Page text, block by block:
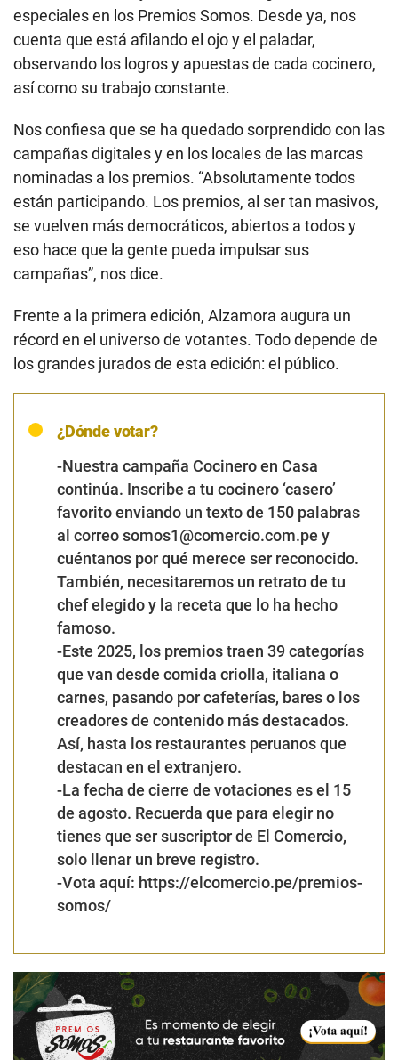
especiales en los Premios Somos. Desde ya, nos
cuenta que está afilando el ojo y el paladar,
observando los logros y apuestas de cada cocinero,
así como su trabajo constante.
Nos confiesa que se ha quedado sorprendido con las
campañas digitales y en los locales de las marcas
nominadas a los premios. “Absolutamente todos
están participando. Los premios, al ser tan masivos,
se vuelven más democráticos, abiertos a todos y
eso hace que la gente pueda impulsar sus
campañas”, nos dice.
Frente a la primera edición, Alzamora augura un
récord en el universo de votantes. Todo depende de
los grandes jurados de esta edición: el público.
¿Dónde votar?
-Nuestra campaña Cocinero en Casa
continúa. Inscribe a tu cocinero ‘casero’
favorito enviando un texto de 150 palabras
al correo somos1@comercio.com.pe y
cuéntanos por qué merece ser reconocido.
También, necesitaremos un retrato de tu
chef elegido y la receta que lo ha hecho
famoso.
-Este 2025, los premios traen 39 categorías
que van desde comida criolla, italiana o
carnes, pasando por cafeterías, bares o los
creadores de contenido más destacados.
Así, hasta los restaurantes peruanos que
destacan en el extranjero.
-La fecha de cierre de votaciones es el 15
de agosto. Recuerda que para elegir no
tienes que ser suscriptor de El Comercio,
solo llenar un breve registro.
-Vota aquí: https://elcomercio.pe/premios-
somos/